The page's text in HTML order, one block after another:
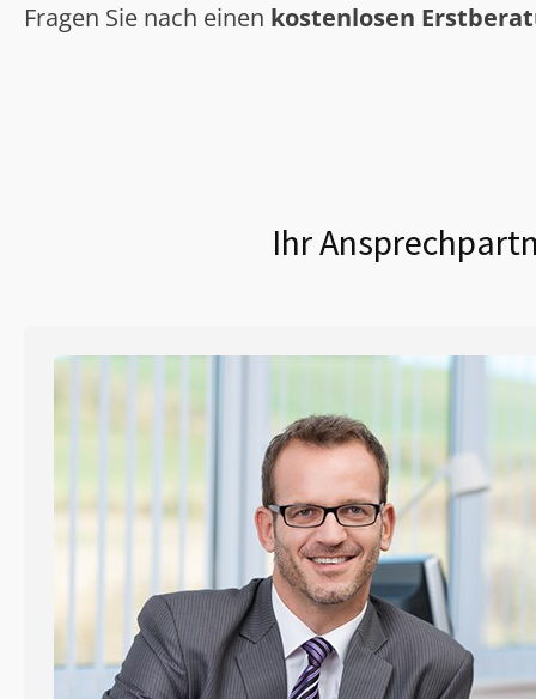
Fragen Sie nach einen kostenlosen
Ihr